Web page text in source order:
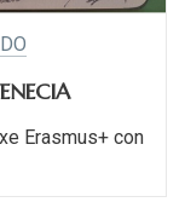
Erasmus+ con